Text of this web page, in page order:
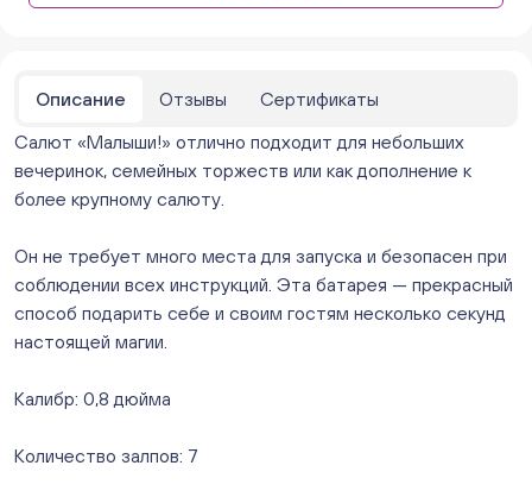
ежедневно с 10:00 до 20:00
ежедневно с 10:00 до 20:00
Краснопольский 13г (Цветы) (Краснопольский, 13Г)
ежедневно с 10:00 до 20:00
Мало
ежедневно с 10:00 до 20:00
Нет в наличии
Невский. Черкасская 17 (г. Челябинск, ул.
Черкасская, д.17/1, за ТК "Невский")
ежедневно с 10:00 до 20:00
Овчинникова, д 12 (Челябинск, улица Овчинникова,
ежедневно с 10:00 до 20:00
Описание Отзывы
Сертификаты
Салют «Малыши!» отлично подходит для небольших
вечеринок, семейных торжеств или как дополнение к
более крупному салюту.
Он не требует много места для запуска и безопасен при
соблюдении всех инструкций. Эта батарея — прекрасный
способ подарить себе и своим гостям несколько секунд
настоящей магии.
Калибр: 0,8 дюйма
Количество залпов: 7